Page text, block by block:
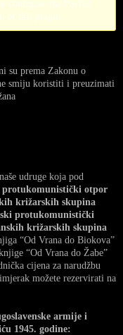
su prema Zakonu o
smiju koristiti i preuzimati
udruge koja pod
protukomunistički otpor
križarskih skupina
protukomunistički
križarskih skupina
“Od Vrana do Biokova”
“Od Vrana do Žabe”
cijena za narudžbu
možete rezervirati na
armije i
1945. godine: